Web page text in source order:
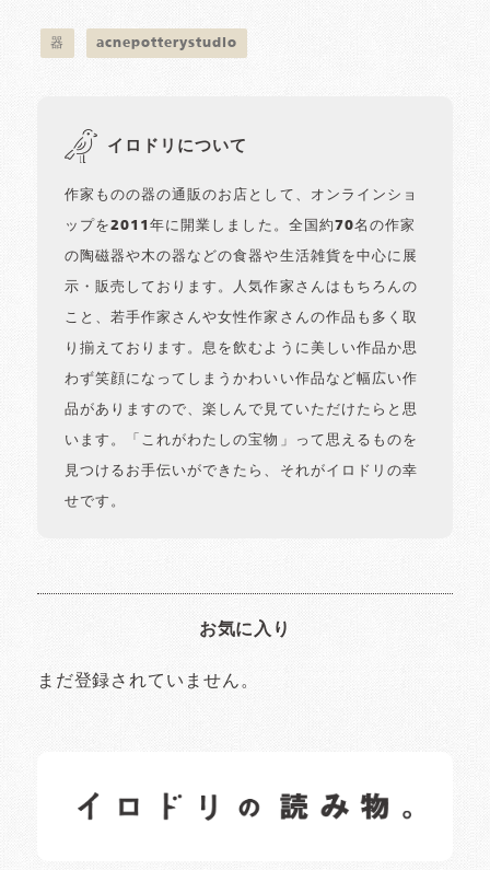
器 acnepotterystudio
イロドリについて
作家ものの器の通販のお店として、オンラインショ
ップを2011年に開業しました。全国約70名の作家
の陶磁器や木の器などの食器や生活雑貨を中心に展
示・販売しております。人気作家さんはもちろんの
こと、若手作家さんや女性作家さんの作品も多く取
り揃えております。息を飲むように美しい作品か思
わず笑顔になってしまうかわいい作品など幅広い作
品がありますので、楽しんで見ていただけたらと思
います。「これがわたしの宝物」って思えるものを
見つけるお手伝いができたら、それがイロドリの幸
せです。
お気に入り
まだ登録されていません。
日常の様子など随時更新中です。